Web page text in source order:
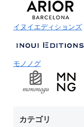
イヌイエディションズ
モノノグ
カテゴリ